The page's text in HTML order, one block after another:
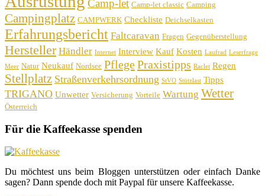
Camp-let Camp-let classic Camping
Campingplatz CAMPWERK Checkliste Deichselkasten
Erfahrungsbericht Faltcaravan Fragen Gegenüberstellung
Hersteller Händler Internet Interview Kauf Kosten Laufrad Leserfrage
Meer Natur Neukauf Nordsee PflegePraxistipps Raclet Regen
Stellplatz Straßenverkehrsordnung StVO Stützlast Tipps
TRIGANO Unwetter Versicherung Vorteile Wartung Wetter
Österreich
Für die Kaffeekasse spenden
Du möchtest uns beim Bloggen unterstützen oder einfach Danke
sagen? Dann spende doch mit Paypal für unsere Kaffeekasse.